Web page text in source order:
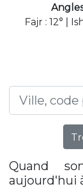
Fajr : 12° |
Quand
aujourd'hui